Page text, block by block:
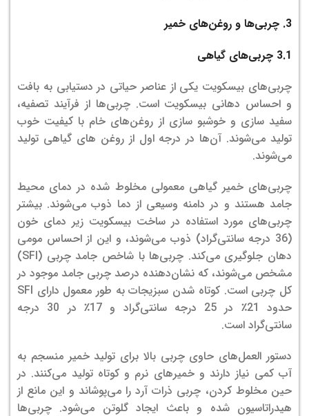
3. چربی‌ها و روغن‌های خمیر
3.1 چربی‌های گیاهی
چربی‌های بیسکویت یکی از عناصر حیاتی در دستیابی به بافت
و احساس دهانی بیسکویت است. چربی‌ها از فرآیند تصفیه،
سفید سازی و خوشبو سازی از روغن‌های خام با کیفیت خوب
تولید می‌شوند. آن‌ها در درجه اول از روغن های گیاهی تولید
می‌شوند.
چربی‌های خمیر گیاهی معمولی مخلوط شده در دمای محیط
جامد هستند و در دامنه وسیعی از دما ذوب می‌شوند. بیشتر
چربی‌های مورد استفاده در ساخت بیسکویت زیر دمای خون
(36 درجه سانتی‌گراد) ذوب می‌شوند، و این از احساس مومی
دهان جلوگیری می‌کند. چربی‌ها با شاخص جامد چربی (SFI)
مشخص می‌شوند، که نشان‌دهنده درصد چربی جامد موجود در
کل چربی است. کوتاه شدن سبزیجات به طور معمول دارای SFI
حدود 21٪ در 25 درجه سانتی‌گراد و 17٪ در 30 درجه
سانتی‌گراد است.
دستور العمل‌های حاوی چربی بالا برای تولید خمیر منسجم به
آب کمی نیاز دارند و خمیرهای نرم و کوتاه تولید می‌کنند. در
حین مخلوط کردن، چربی ذرات آرد را می‌پوشاند و این مانع از
هیدراتاسیون شده و باعث ایجاد گلوتن می‌شود. چربی‌ها